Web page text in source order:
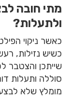
מתי חובה
ולתעלות?
כאשר ניקוי
כשיש נזילות,
שייתכן והצטבר
סוללה ותעלות
מומלץ שלא